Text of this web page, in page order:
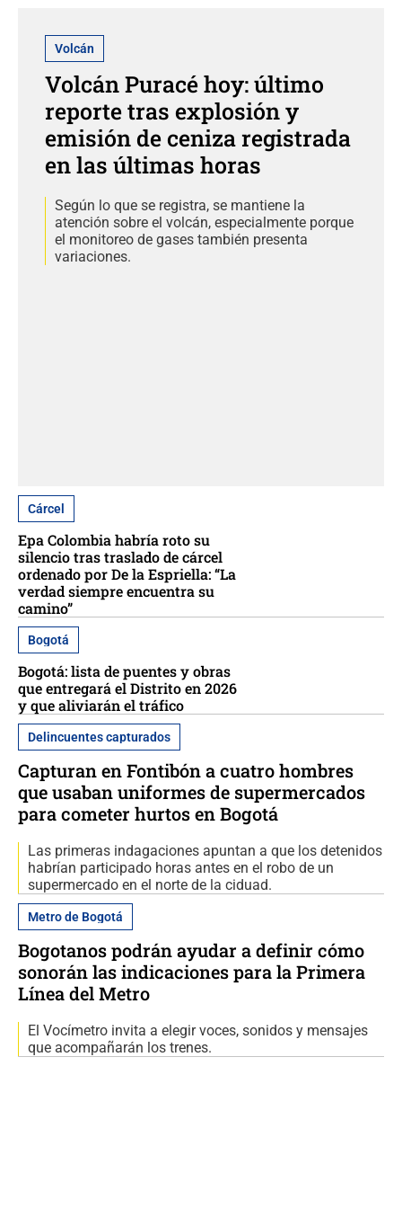
Volcán
Volcán Puracé hoy: último
reporte tras explosión y
emisión de ceniza registrada
en las últimas horas
Según lo que se registra, se mantiene la
atención sobre el volcán, especialmente porque
el monitoreo de gases también presenta
variaciones.
Cárcel
Epa Colombia habría roto su
silencio tras traslado de cárcel
ordenado por De la Espriella: “La
verdad siempre encuentra su
camino”
Bogotá
Bogotá: lista de puentes y obras
que entregará el Distrito en 2026
y que aliviarán el tráfico
Delincuentes capturados
Capturan en Fontibón a cuatro hombres
que usaban uniformes de supermercados
para cometer hurtos en Bogotá
Las primeras indagaciones apuntan a que los detenidos
habrían participado horas antes en el robo de un
supermercado en el norte de la ciduad.
Metro de Bogotá
Bogotanos podrán ayudar a definir cómo
sonorán las indicaciones para la Primera
Línea del Metro
El Vocímetro invita a elegir voces, sonidos y mensajes
que acompañarán los trenes.